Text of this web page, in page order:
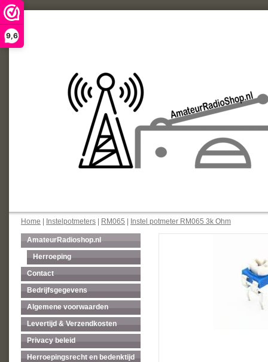
9,6
Home Instelpotmeters RM065 Instel potmeter RM065 3k Ohm
AmateurRadioshop.nl
Herroeping
Contact
Bedrijfsgegevens
Algemene voorwaarden
Levertijd & Verzendkosten
Privacy beleid
Herroepingsrecht en bedenktijd